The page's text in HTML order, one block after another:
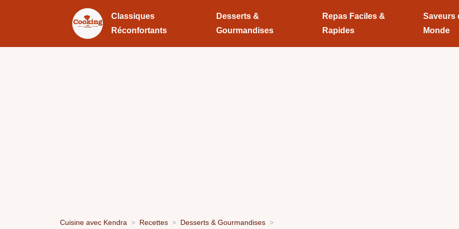
Classiques
Réconfortants
Desserts &
Gourmandises
Repas Faciles &
Rapides
Saveurs
Monde
Cuisine avec Kendra Recettes Desserts & Gourmandises